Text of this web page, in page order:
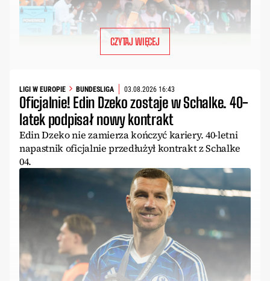
CZYTAJ WIĘCEJ
LIGI W EUROPIE BUNDESLIGA 03.08.2026 16:43
Oficjalnie! Edin Dzeko zostaje w Schalke. 40-
latek podpisał nowy kontrakt
Edin Dzeko nie zamierza kończyć kariery. 40-letni
napastnik oficjalnie przedłużył kontrakt z Schalke
04.